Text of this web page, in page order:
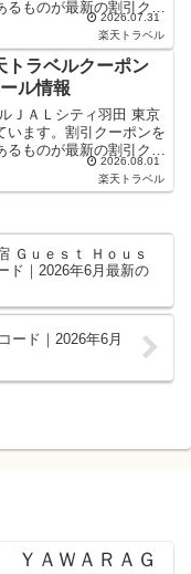
ものが最新の割引クー
どで使える...
2026.07.31
楽天トラベル
トラベルクーポン
ル情報
ＪＡＬシティ羽田 東京
います。割引クーポンを
るものが最新の割引クー
どで使えるク...2026.08.01
楽天トラベル
Ｇｕｅｓｔ Ｈｏｕｓ
ド｜2026年6月最新の
ード｜2026年6月
ＡＷＡＲＡＧ